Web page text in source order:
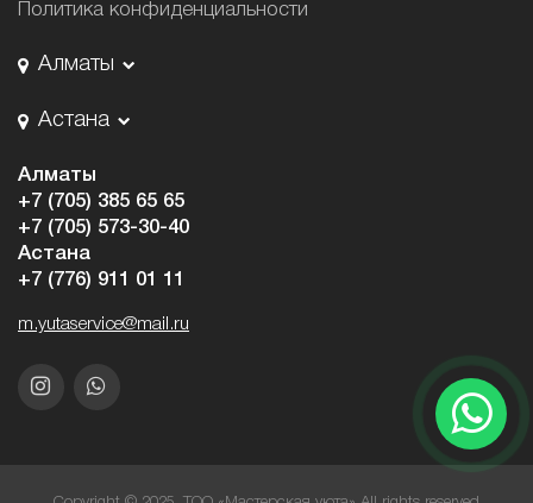
Политика конфиденциальности
Алматы
Астана
Алматы
+7 (705) 385 65 65
+7 (705) 573-30-40
Астана
+7 (776) 911 01 11
m.yutaservice@mail.ru